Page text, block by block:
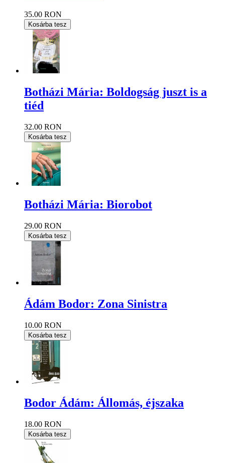
35.00 RON
Kosárba tesz
Botházi Mária: Boldogság juszt is a
tiéd
32.00 RON
Kosárba tesz
Botházi Mária: Biorobot
29.00 RON
Kosárba tesz
Ádám Bodor: Zona Sinistra
10.00 RON
Kosárba tesz
Bodor Ádám: Állomás, éjszaka
18.00 RON
Kosárba tesz